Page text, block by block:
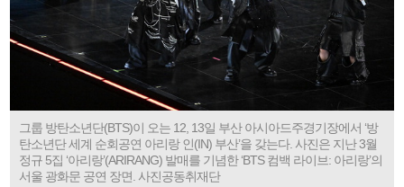
그룹 방탄소년단(BTS)이 오는 12, 13일 부산 아시아드주경기장에서 ‘방
탄소년단 세계 순회공연 아리랑 인(IN) 부산’을 갖는다. 사진은 지난 3월
정규 5집 ‘아리랑’(ARIRANG) 발매를 기념한 ‘BTS 컴백 라이브: 아리랑’의
서울 광화문 공연 장면. 사진공동취재단